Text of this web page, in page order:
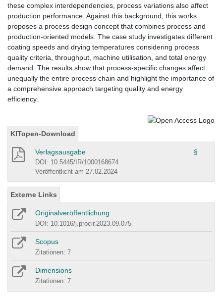
these complex interdependencies, process variations also affect
production performance. Against this background, this works
proposes a process design concept that combines process and
production-oriented models. The case study investigates different
coating speeds and drying temperatures considering process
quality criteria, throughput, machine utilisation, and total energy
demand. The results show that process-specific changes affect
unequally the entire process chain and highlight the importance of
a comprehensive approach targeting quality and energy
efficiency.
KITopen-Download
Verlagsausgabe §
DOI: 10.5445/IR/1000168674
Veröffentlicht am 27.02.2024
Externe Links
Originalveröffentlichung
DOI: 10.1016/j.procir.2023.09.075
Scopus
Zitationen: 7
Dimensions
Zitationen: 7